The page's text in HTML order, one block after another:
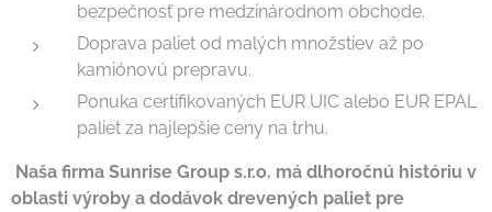
bezpečnosť pre medzinárodnom obchode.
Doprava paliet od malých množstiev až po
kamiónovú prepravu.
Ponuka certifikovaných EUR UIC alebo EUR EPAL
paliet za najlepšie ceny na trhu.
Naša firma Sunrise Group s.r.o. má dlhoročnú históriu v
oblasti výroby a dodávok drevených paliet pre